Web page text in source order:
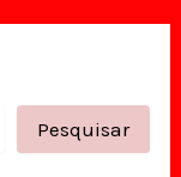
Pesquisar